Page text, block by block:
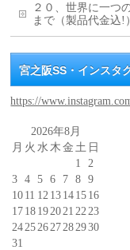
２０、世界に一つ
まで（製品代金込!）
宮之阪SS・インスタ
https://
2026年8月
月 火 水 木 金 土 日
1
2
3
4 5 6 7 8
9
10 11 12 13 14 15 16
17 18 19 20 21 22 23
24 25 26 27 28 2930
31